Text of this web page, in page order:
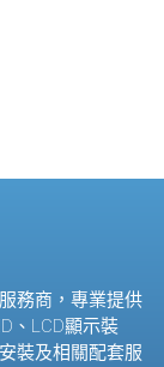
務商，專業提供
、 LCD顯示裝
裝及相關配套服